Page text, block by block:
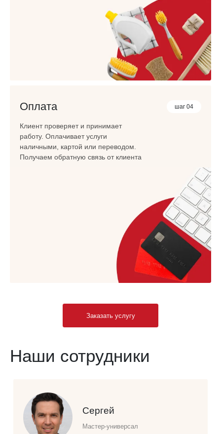
шаг 04
Оплата
Клиент проверяет и принимает
работу. Оплачивает услуги
наличными, картой или переводом.
Получаем обратную связь от клиента
Заказать услугу
Наши сотрудники
Сергей
Мастер-универсал